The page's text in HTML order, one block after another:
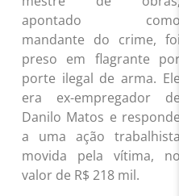
apontado como
mandante do crime, foi
preso em flagrante
porte ilegal de arma. Ele
era ex-empregador de
Danilo Matos e responde
a uma ação trabalhista
movida pela vítima, no
valor de R$ 218 mil.